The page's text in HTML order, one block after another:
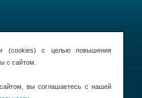
(cookies) с целью повышения
с сайтом.
вы соглашаетесь с нашей